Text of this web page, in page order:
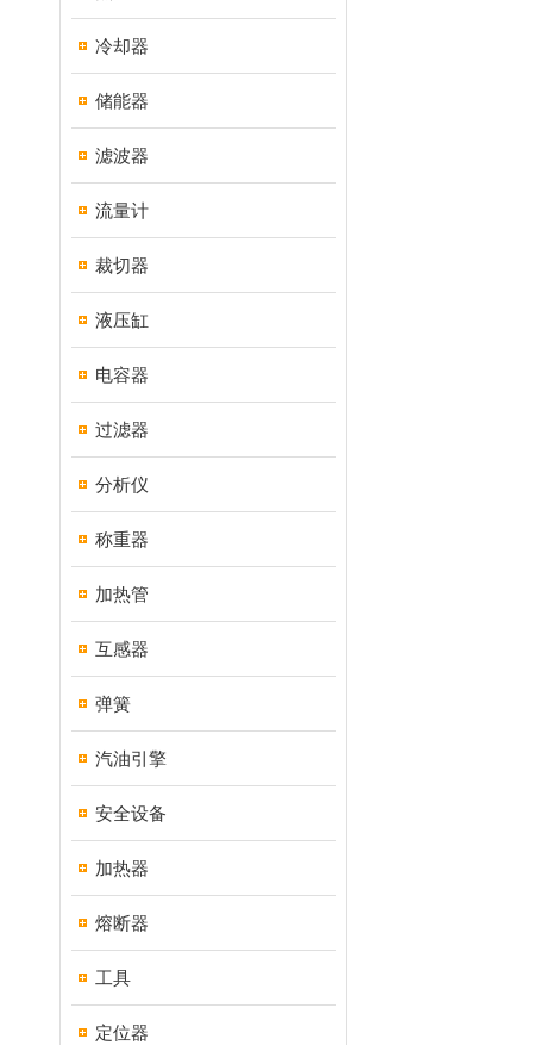
冷却器
储能器
滤波器
流量计
裁切器
液压缸
电容器
过滤器
分析仪
称重器
加热管
互感器
弹簧
汽油引擎
安全设备
加热器
熔断器
工具
定位器